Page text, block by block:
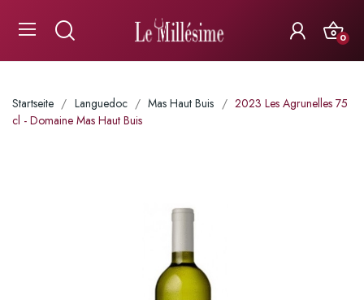
0
Startseite Languedoc Mas Haut Buis
2023 Les Agrunelles 75
cl - Domaine Mas Haut Buis